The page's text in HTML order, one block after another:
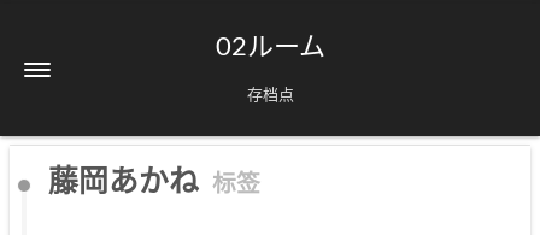
02ルーム
存档点
藤岡あかね 标签